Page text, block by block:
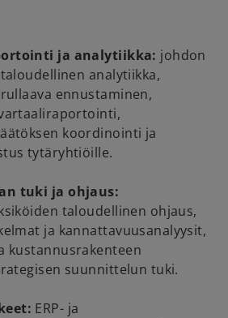
ja analytiikka: johdon
analytiikka,
ennustaminen,
koordinointi ja
tytäryhtiöille.
tuki ja ohjaus:
taloudellinen ohjaus,
ja kannattavuusanalyysit,
kustannusrakenteen
suunnittelun tuki.
ERP- ja